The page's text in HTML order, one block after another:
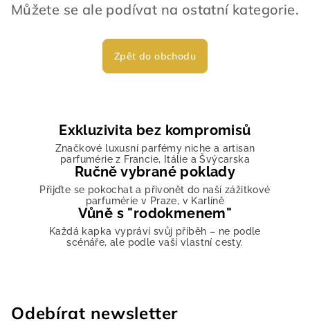
Můžete se ale podívat na ostatní kategorie.
Zpět do obchodu
Exkluzivita bez kompromisů
Značkové luxusní parfémy niche a artisan
parfumérie z Francie, Itálie a Švýcarska
Ručně vybrané poklady
Přijďte se pokochat a přivonět do naší zážitkové
parfumérie v Praze, v Karlíně
Vůně s "rodokmenem"
Každá kapka vypráví svůj příběh – ne podle
scénáře, ale podle vaší vlastní cesty.
Odebírat newsletter